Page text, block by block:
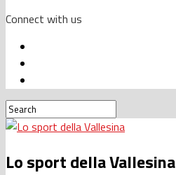
Connect with us
Lo sport della Vallesina